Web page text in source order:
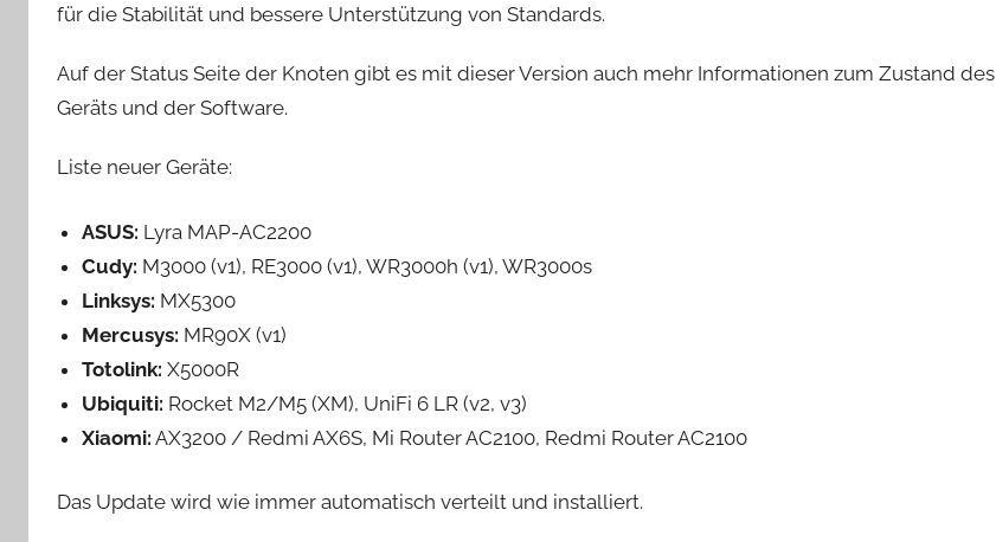
für die Stabilität und bessere Unterstützung von Standards.
Auf der Status Seite der Knoten gibt es mit dieser Version auch mehr Informationen zum Zustand des
Geräts und der Software.
Liste neuer Geräte:
ASUS: Lyra MAP-AC2200
Cudy: M3000 (v1), RE3000 (v1), WR3000h (v1), WR3000s
Linksys: MX5300
Mercusys: MR90X (v1)
Totolink: X5000R
Ubiquiti: Rocket M2/M5 (XM), UniFi 6 LR (v2, v3)
Xiaomi: AX3200 / Redmi AX6S, Mi Router AC2100, Redmi Router AC2100
Das Update wird wie immer automatisch verteilt und installiert.